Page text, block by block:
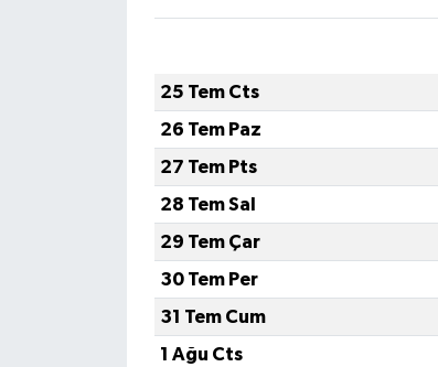
25 Tem Cts
26 Tem Paz
27 Tem Pts
28 Tem Sal
29 Tem Çar
30 Tem Per
31 Tem Cum
1 Ağu Cts